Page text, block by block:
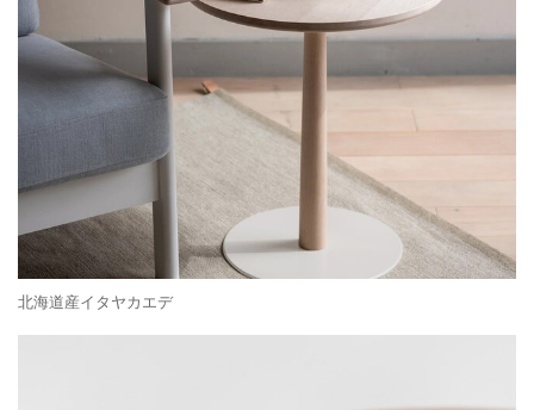
北海道産イタヤカエデ